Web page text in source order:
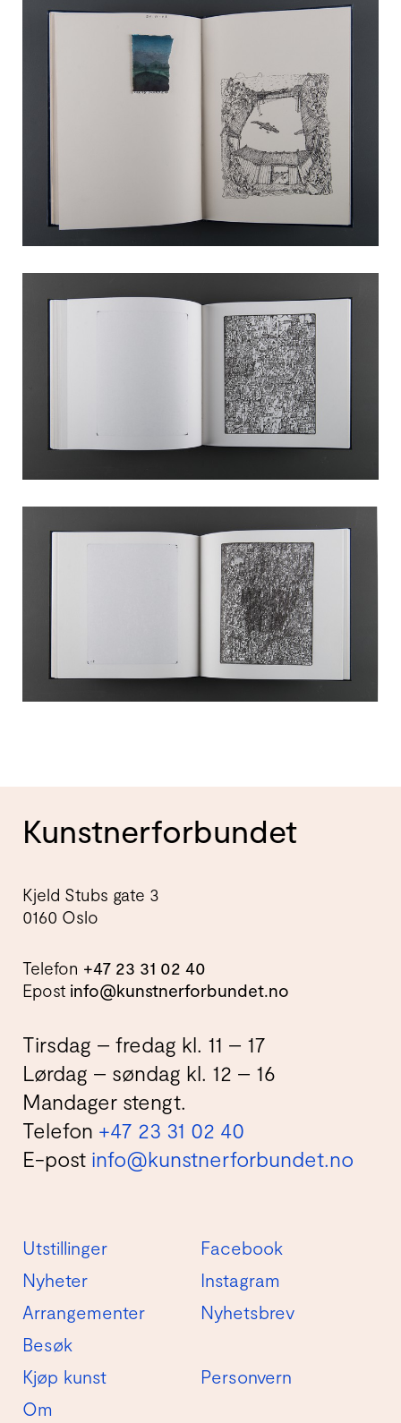
Kunstnerforbundet
Kjeld Stubs gate 3
0160 Oslo
Telefon +47 23 31 02 40
Epost info@kunstnerforbundet.no
Tirsdag – fredag kl. 11 – 17
Lørdag – søndag kl. 12 – 16
Mandager stengt.
Telefon +47 23 31 02 40
E-post info@kunstnerforbundet.no
Utstillinger
Nyheter
Arrangementer
Besøk
Kjøp kunst
Om
Facebook
Instagram
Nyhetsbrev
Personvern